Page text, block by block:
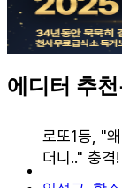
에디터 추